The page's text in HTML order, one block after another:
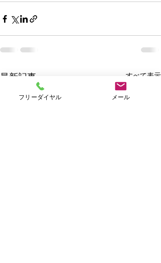
最新記事 すべて表示
フリーダイヤル メール